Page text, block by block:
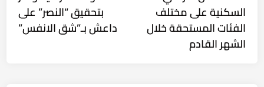
السكنية على مختلف
الفئات المستحقة خلال
الشهر القادم
بتحقيق “النصر” على
داعش بـ”شق الانفس”